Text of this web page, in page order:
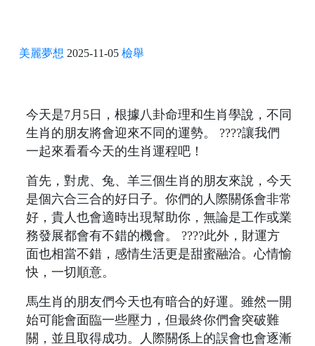
美麗夢想 2025-11-05 檢舉
今天是7月5日，根據八卦命理和生肖學說，不同
生肖的朋友將會迎來不同的運勢。 ????讓我們
一起來看看今天的生肖運程吧！
首先，對虎、兔、羊三個生肖的朋友來說，今天
是個六合三合的好日子。你們的人際關係會非常
好，貴人也會適時出現幫助你，無論是工作或業
務發展都會有不錯的機會。 ????此外，財運方
面也相當不錯，感情生活更是甜蜜融洽。心情愉
快，一切順意。
馬生肖的朋友們今天也有暗合的好運。雖然一開
始可能會面臨一些壓力，但最終你們會突破難
關，並且取得成功。人際關係上的誤會也會逐漸